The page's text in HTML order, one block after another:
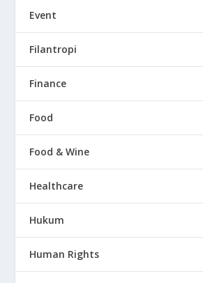
Event
Filantropi
Finance
Food
Food & Wine
Healthcare
Hukum
Human Rights